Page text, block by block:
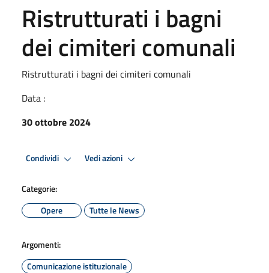
Ristrutturati i bagni
dei cimiteri comunali
Ristrutturati i bagni dei cimiteri comunali
Data :
30 ottobre 2024
Condividi Vedi azioni
Categorie:
Opere
Tutte le News
Argomenti:
Comunicazione istituzionale